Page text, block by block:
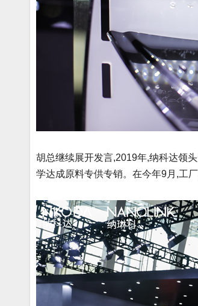
胡总继续展开发言,2019年,纳科达领
学达成原料专供专销。在今年9月,工